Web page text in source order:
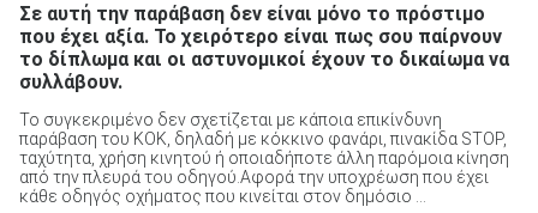
Σε αυτή την παράβαση δεν είναι μόνο το πρόστιμο
που έχει αξία. Το χειρότερο είναι πως σου παίρνουν
το δίπλωμα και οι αστυνομικοί έχουν το δικαίωμα να
συλλάβουν.
Το συγκεκριμένο δεν σχετίζεται με κάποια επικίνδυνη
παράβαση του ΚΟΚ, δηλαδή με κόκκινο φανάρι, πινακίδα STOP,
ταχύτητα, χρήση κινητού ή οποιαδήποτε άλλη παρόμοια κίνηση
από την πλευρά του οδηγού.Αφορά την υποχρέωση που έχει
κάθε οδηγός οχήματος που κινείται στον δημόσιο ...